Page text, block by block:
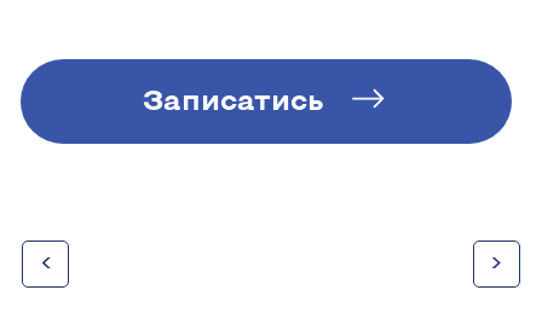
Записатись
>
<